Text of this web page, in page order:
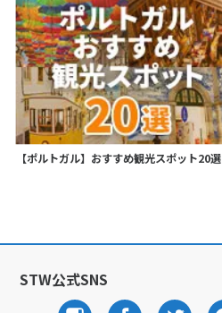
【ポルトガル】おすすめ観光スポット20選
STW公式SNS